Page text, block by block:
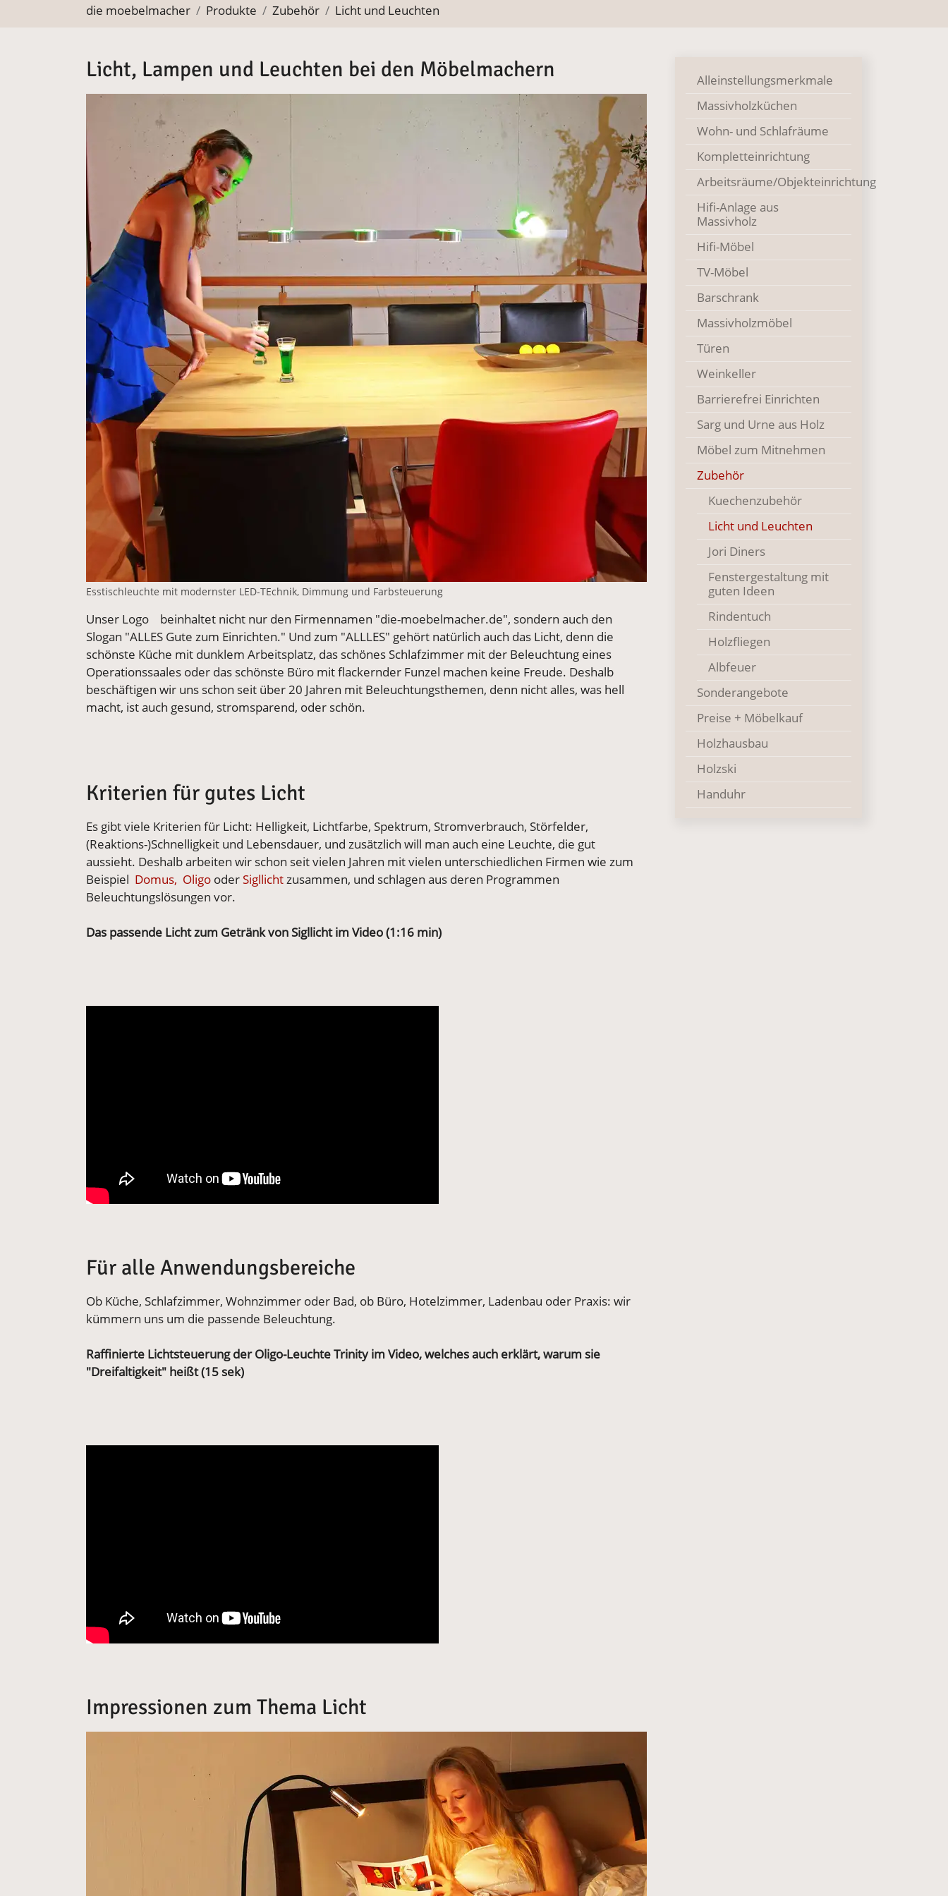
die moebelmacher Produkte Zubehör Licht und Leuchten
Alleinstellungsmerkmale
Massivholzküchen
Wohn- und Schlafräume
Kompletteinrichtung
Arbeitsräume/Objekteinrichtung
Hifi-Anlage aus
Massivholz
Hifi-Möbel
TV-Möbel
Barschrank
Massivholzmöbel
Türen
Weinkeller
Barrierefrei Einrichten
Sarg und Urne aus Holz
Möbel zum Mitnehmen
Zubehör
Kuechenzubehör
Licht und Leuchten
Jori Diners
Fenstergestaltung mit
guten Ideen
Rindentuch
Holzfliegen
Albfeuer
Sonderangebote
Preise + Möbelkauf
Holzhausbau
Holzski
Handuhr
Licht, Lampen und Leuchten bei den Möbelmachern
Vergrößerte Version anzeigen
Esstischleuchte mit modernster LED-TEchnik, Dimmung und Farbsteuerung
Unser Logo beinhaltet nicht nur den Firmennamen "die-moebelmacher.de", sondern auch den
Slogan "ALLES Gute zum Einrichten." Und zum "ALLLES" gehört natürlich auch das Licht, denn die
schönste Küche mit dunklem Arbeitsplatz, das schönes Schlafzimmer mit der Beleuchtung eines
Operationssaales oder das schönste Büro mit flackernder Funzel machen keine Freude. Deshalb
beschäftigen wir uns schon seit über 20 Jahren mit Beleuchtungsthemen, denn nicht alles, was hell
macht, ist auch gesund, stromsparend, oder schön.
Kriterien für gutes Licht
Es gibt viele Kriterien für Licht: Helligkeit, Lichtfarbe, Spektrum, Stromverbrauch, Störfelder,
(Reaktions-)Schnelligkeit und Lebensdauer, und zusätzlich will man auch eine Leuchte, die gut
aussieht. Deshalb arbeiten wir schon seit vielen Jahren mit vielen unterschiedlichen Firmen wie zum
Beispiel Domus, Oligo oderSigllichtzusammen, und schlagen aus deren Programmen
Beleuchtungslösungen vor.
Das passende Licht zum Getränk von Sigllicht im Video (1:16 min)
Für alle Anwendungsbereiche
Ob Küche, Schlafzimmer, Wohnzimmer oder Bad, ob Büro, Hotelzimmer, Ladenbau oder Praxis: wir
kümmern uns um die passende Beleuchtung.
Raffinierte Lichtsteuerung der Oligo-Leuchte Trinity im Video, welches auch erklärt, warum sie
"Dreifaltigkeit" heißt (15 sek)
Impressionen zum Thema Licht